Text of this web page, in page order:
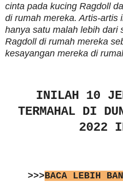
cinta pada kucing Ragdoll
di rumah mereka. Artis-artis
hanya satu malah lebih dari
Ragdoll di rumah mereka
kesayangan mereka di
INILAH 10
TERMAHAL DI
2022
>>>BACA LEBIH